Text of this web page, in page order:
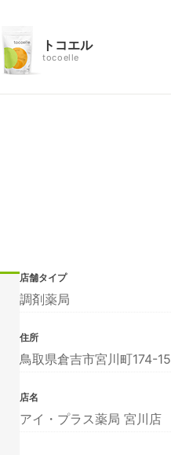
トコエル
tocoelle
店舗タイプ
調剤薬局
住所
鳥取県倉吉市宮川町174-15
店名
アイ・プラス薬局 宮川店